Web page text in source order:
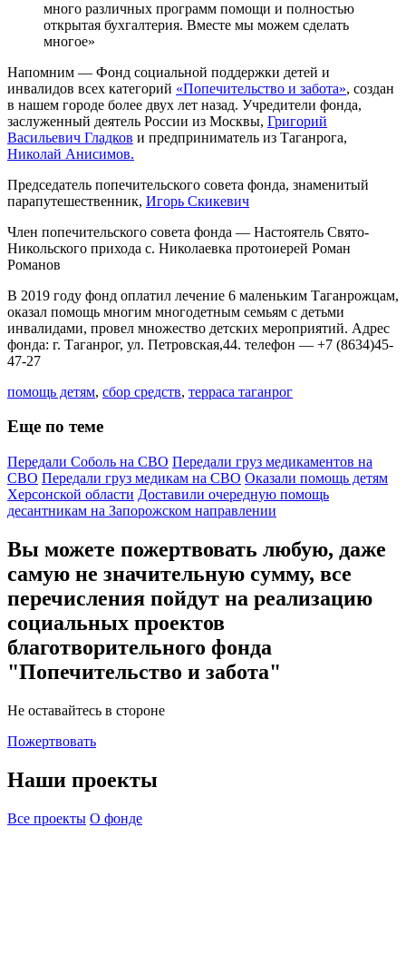
много различных программ помощи и полностью
открытая бухгалтерия. Вместе мы можем сделать
многое»
Напомним — Фонд социальной поддержки детей и
инвалидов всех категорий «Попечительство и забота», создан
в нашем городе более двух лет назад. Учредители фонда,
заслуженный деятель России из Москвы, Григорий
Васильевич Гладков и предприниматель из Таганрога,
Николай Анисимов.
Председатель попечительского совета фонда, знаменитый
парапутешественник, Игорь Скикевич
Член попечительского совета фонда — Настоятель Свято-
Никольского прихода с. Николаевка протоиерей Роман
Романов
В 2019 году фонд оплатил лечение 6 маленьким Таганрожцам,
оказал помощь многим многодетным семьям с детьми
инвалидами, провел множество детских мероприятий. Адрес
фонда: г. Таганрог, ул. Петровская,44. телефон — +7 (8634)45-
47-27
помощь детям, сбор средств, терраса таганрог
Еще по теме
Передали Соболь на СВО Передали груз медикаментов на
СВО Передали груз медикам на СВО Оказали помощь детям
Херсонской области Доставили очередную помощь
десантникам на Запорожском направлении
Вы можете пожертвовать любую, даже
самую не значительную сумму, все
перечисления пойдут на реализацию
социальных проектов
благотворительного фонда
"Попечительство и забота"
Не оставайтесь в стороне
Пожертвовать
Наши проекты
Все проекты О фонде